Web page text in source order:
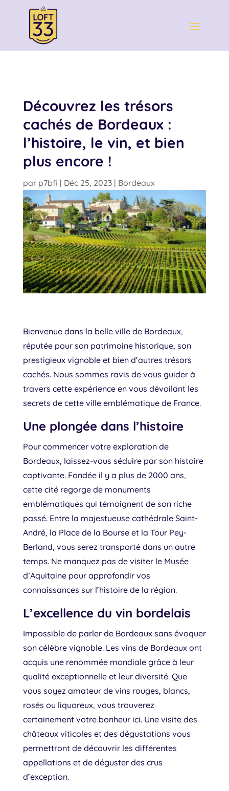
Découvrez les trésors
cachés de Bordeaux :
l’histoire, le vin, et bien
plus encore !
par p7bfi | Déc 25, 2023| Bordeaux
Bienvenue dans la belle ville de Bordeaux,
réputée pour son patrimoine historique, son
prestigieux vignoble et bien d’autres trésors
cachés. Nous sommes ravis de vous guider à
travers cette expérience en vous dévoilant les
secrets de cette ville emblématique de France.
Une plongée dans l’histoire
Pour commencer votre exploration de
Bordeaux, laissez-vous séduire par son histoire
captivante. Fondée il y a plus de 2000 ans,
cette cité regorge de monuments
emblématiques qui témoignent de son riche
passé. Entre la majestueuse cathédrale Saint-
André, la Place de la Bourse et la Tour Pey-
Berland, vous serez transporté dans un autre
temps. Ne manquez pas de visiter le Musée
d’Aquitaine pour approfondir vos
connaissances sur l’histoire de la région.
L’excellence du vin bordelais
Impossible de parler de Bordeaux sans évoquer
son célèbre vignoble. Les vins de Bordeaux ont
acquis une renommée mondiale grâce à leur
qualité exceptionnelle et leur diversité. Que
vous soyez amateur de vins rouges, blancs,
rosés ou liquoreux, vous trouverez
certainement votre bonheur ici. Une visite des
châteaux viticoles et des dégustations vous
permettront de découvrir les différentes
appellations et de déguster des crus
d’exception.